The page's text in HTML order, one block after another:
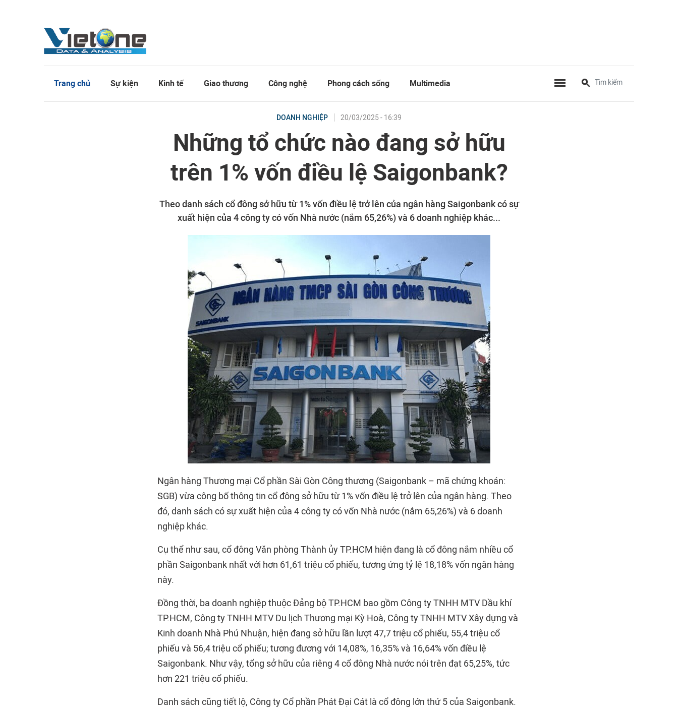
Trang chủ Sự kiện Kinh tế Giao thương Công nghệ Phong cách sống Multimedia
DOANH NGHIỆP 20/03/2025 - 16:39
Những tổ chức nào đang sở hữu
trên 1% vốn điều lệ Saigonbank?
Theo danh sách cổ đông sở hữu từ 1% vốn điều lệ trở lên của ngân hàng Saigonbank có sự
xuất hiện của 4 công ty có vốn Nhà nước (nắm 65,26%) và 6 doanh nghiệp khác...
Ngân hàng Thương mại Cổ phần Sài Gòn Công thương (Saigonbank – mã chứng khoán:
SGB) vừa công bố thông tin cổ đông sở hữu từ 1% vốn điều lệ trở lên của ngân hàng. Theo
đó, danh sách có sự xuất hiện của 4 công ty có vốn Nhà nước (nắm 65,26%) và 6 doanh
nghiệp khác.
Cụ thể như sau, cổ đông Văn phòng Thành ủy TP.HCM hiện đang là cổ đông nắm nhiều cổ
phần Saigonbank nhất với hơn 61,61 triệu cổ phiếu, tương ứng tỷ lệ 18,18% vốn ngân hàng
này.
Đồng thời, ba doanh nghiệp thuộc Đảng bộ TP.HCM bao gồm Công ty TNHH MTV Dầu khí
TP.HCM, Công ty TNHH MTV Du lịch Thương mại Kỳ Hoà, Công ty TNHH MTV Xây dựng và
Kinh doanh Nhà Phú Nhuận, hiện đang sở hữu lần lượt 47,7 triệu cổ phiếu, 55,4 triệu cổ
phiếu và 56,4 triệu cổ phiếu; tương đương với 14,08%, 16,35% và 16,64% vốn điều lệ
Saigonbank. Như vậy, tổng sở hữu của riêng 4 cổ đông Nhà nước nói trên đạt 65,25%, tức
hơn 221 triệu cổ phiếu.
Danh sách cũng tiết lộ, Công ty Cổ phần Phát Đại Cát là cổ đông lớn thứ 5 của Saigonbank.